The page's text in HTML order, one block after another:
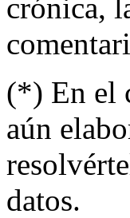
crónica,
(*) En el
aún
datos.